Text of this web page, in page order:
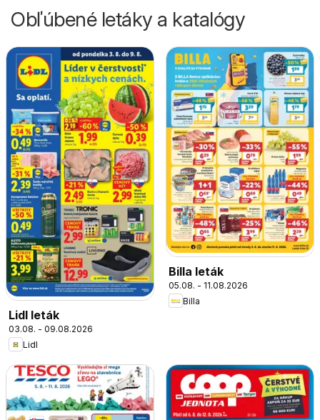
Obľúbené letáky a katalógy
Lidl leták
03.08. - 09.08.2026
Lidl
Billa leták
05.08. - 11.08.2026
Billa